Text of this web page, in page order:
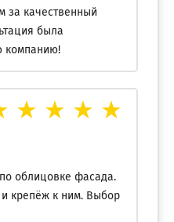
за качественный
была
компанию!
облицовке фасада.
крепёж к ним. Выбор